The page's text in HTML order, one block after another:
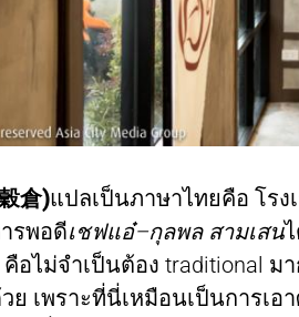
倉)แปลเป็นภาษาไทยคือ โร
รพอดีเชฟแอ๋–กุลพล สามเสน
คือไม่จำเป็นต้อง traditional
ย เพราะที่นี่เหมือนเป็นการ